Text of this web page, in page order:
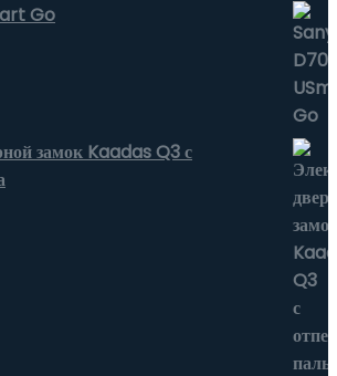
Go
замок Kaadas Q3 с